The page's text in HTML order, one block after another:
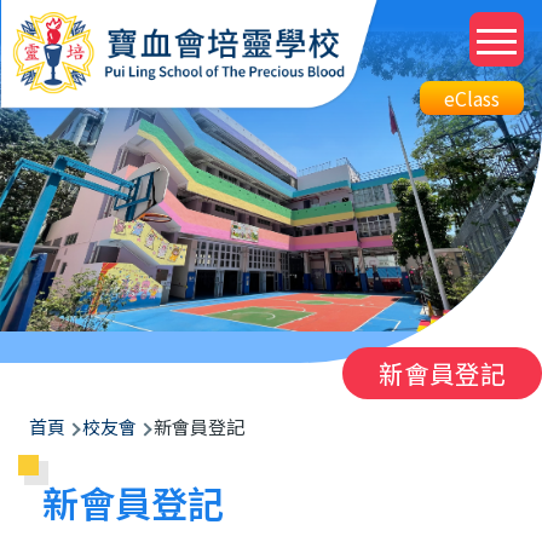
移至主內容
Top
eClass
Btn
eClass
新會員登記
導
航
連
首頁 校友會 新會員登記
新會員登記